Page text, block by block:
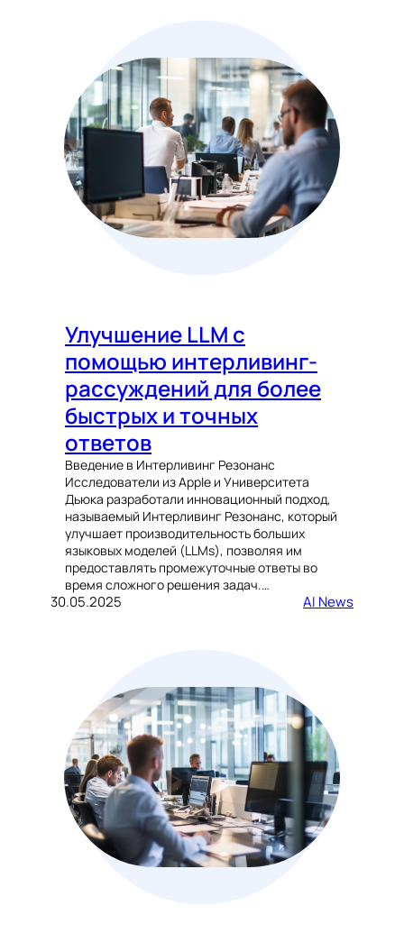
Улучшение LLM с
помощью интерливинг-
рассуждений для более
быстрых и точных
ответов
Введение в Интерливинг Резонанс
Исследователи из Apple и Университета
Дьюка разработали инновационный подход,
называемый Интерливинг Резонанс, который
улучшает производительность больших
языковых моделей (LLMs), позволяя им
предоставлять промежуточные ответы во
время сложного решения задач.…
30.05.2025 AI News